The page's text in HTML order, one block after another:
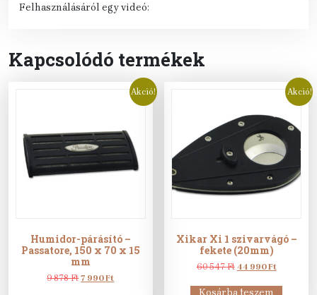
Felhasználásáról egy videó:
Kapcsolódó termékek
Akció!
Humidor-párásító –
Passatore, 150 x 70 x 15
mm
9 878FtOriginal
7 990FtCurrent
Akció!
Xikar Xi 1 szivarvágó –
fekete (20mm)
60 547Ft Original
was:
44 990FtCurrent
is: